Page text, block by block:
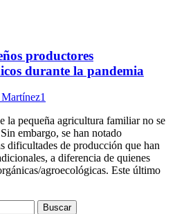
productores
durante la pandemia
1
la pequeña agricultura familiar no se
embargo, se han notado
dificultades de producción que han
a diferencia de quienes
agroecológicas. Este último